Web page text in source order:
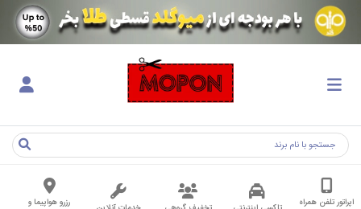
اپراتور تلفن همراه
رزرو هواپیما و